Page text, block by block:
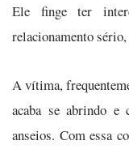
Ele finge ter
relacionamento
A vítima,
acaba se abrindo e
anseios. Com essa